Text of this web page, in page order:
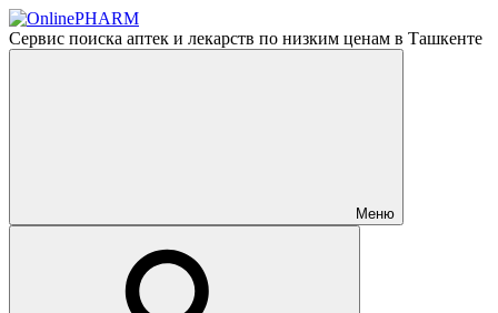
Сервис поиска аптек и лекарств по низким ценам в Ташкенте
Меню